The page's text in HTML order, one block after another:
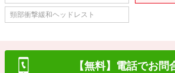
頸部衝撃緩和ヘッドレスト
【無料】電話でお問